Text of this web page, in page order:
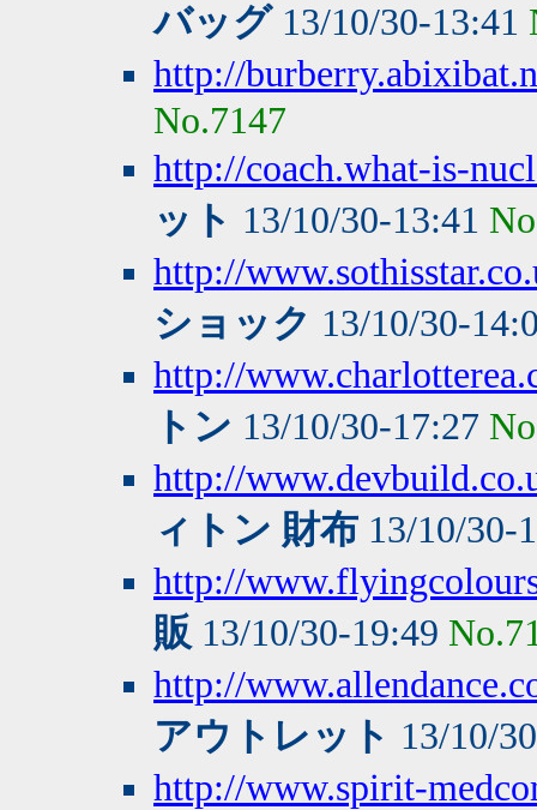
バッグ13/10/30-13:41
http://
No.7147
http://coach.what-is-
ット 13/10/30-13:41
http://
ショック 13/10/30-
http://
トン 13/10/30-17:27
http://
ィトン 財布 13/10/30-
http://
販 13/10/30-19:49
http://
アウトレット 13/10/
http://www.spirit-